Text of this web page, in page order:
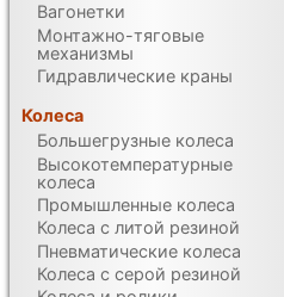
Вагонетки
Монтажно-тяговые
механизмы
Гидравлические краны
Колеса
Большегрузные колеса
Высокотемпературные
колеса
Промышленные колеса
Колеса с литой резиной
Пневматические колеса
Колеса с серой резиной